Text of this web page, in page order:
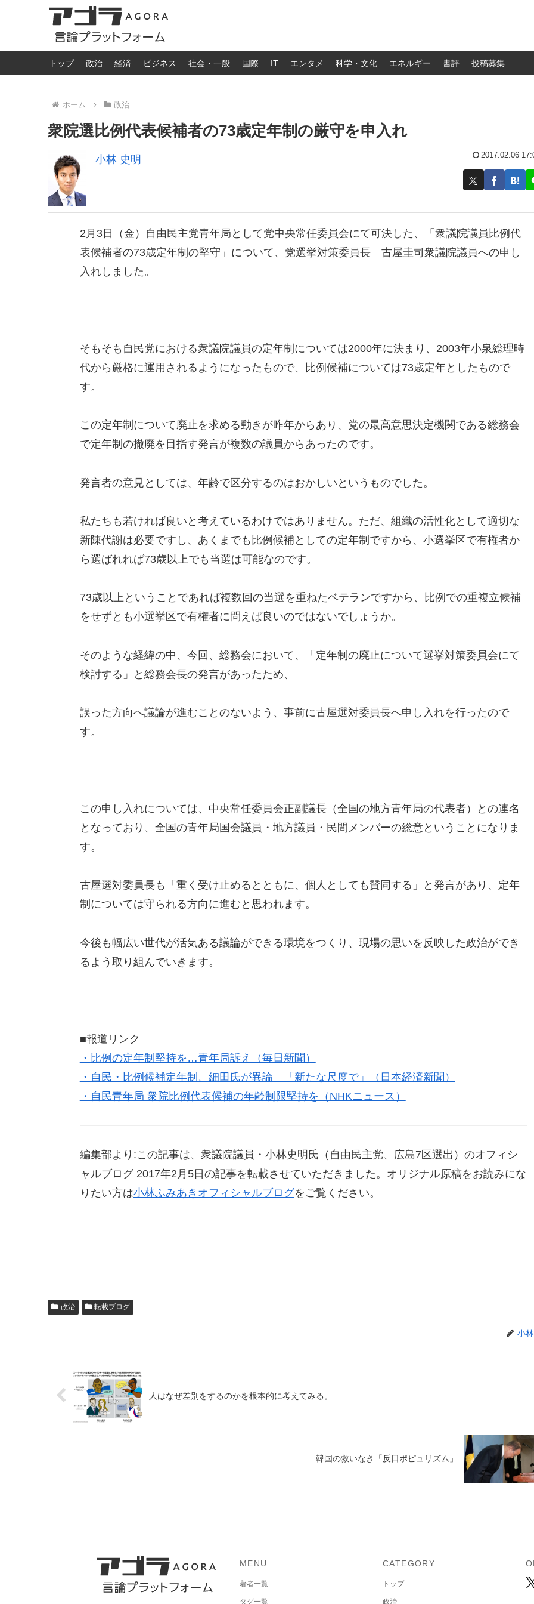
トップ 政治 経済 ビジネス 社会・一般 国際 IT エンタメ 科学・文化 エネルギー 書評 投稿募集
ホーム 政治
衆院選比例代表候補者の73歳定年制の厳守を申入れ
小林 史明 2017.02.06
2月3日（金）自由民主党青年局として党中央常任委員会にて可決した、「衆議院議員比例代
表候補者の73歳定年制の堅守」について、党選挙対策委員長 古屋圭司衆議院議員への申し
入れしました。
そもそも自民党における衆議院議員の定年制については2000年に決まり、2003年小泉総理時
代から厳格に運用されるようになったもので、比例候補については73歳定年としたもので
す。
この定年制について廃止を求める動きが昨年からあり、党の最高意思決定機関である総務会
で定年制の撤廃を目指す発言が複数の議員からあったのです。
発言者の意見としては、年齢で区分するのはおかしいというものでした。
私たちも若ければ良いと考えているわけではありません。ただ、組織の活性化として適切な
新陳代謝は必要ですし、あくまでも比例候補としての定年制ですから、小選挙区で有権者か
ら選ばれれば73歳以上でも当選は可能なのです。
73歳以上ということであれば複数回の当選を重ねたベテランですから、比例での重複立候補
をせずとも小選挙区で有権者に問えば良いのではないでしょうか。
そのような経緯の中、今回、総務会において、「定年制の廃止について選挙対策委員会にて
検討する」と総務会長の発言があったため、
誤った方向へ議論が進むことのないよう、事前に古屋選対委員長へ申し入れを行ったので
す。
この申し入れについては、中央常任委員会正副議長（全国の地方青年局の代表者）との連名
となっており、全国の青年局国会議員・地方議員・民間メンバーの総意ということになりま
す。
古屋選対委員長も「重く受け止めるとともに、個人としても賛同する」と発言があり、定年
制については守られる方向に進むと思われます。
今後も幅広い世代が活気ある議論ができる環境をつくり、現場の思いを反映した政治ができ
るよう取り組んでいきます。
■報道リンク
・比例の定年制堅持を…青年局訴え（毎日新聞）
・自民・比例候補定年制、細田氏が異論 「新たな尺度で」（日本経済新聞）
・自民青年局 衆院比例代表候補の年齢制限堅持を（NHKニュース）
編集部より:この記事は、衆議院議員・小林史明氏（自由民主党、広島7区選出）のオフィシ
ャルブログ 2017年2月5日の記事を転載させていただきました。オリジナル原稿をお読みにな
りたい方は小林ふみあきオフィシャルブログをご覧ください。
政治 転載ブログ
小
人はなぜ差別をするのかを根本的に考えてみる。
韓国の救いなき「反日ポピュリズム」
MENU
著者一覧
タグ一覧
CATEGORY
トップ
政治